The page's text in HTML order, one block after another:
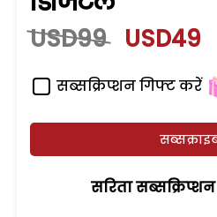
USD99 USD49
सब्सक्रिप्शन गिफ्ट करें
सरिता